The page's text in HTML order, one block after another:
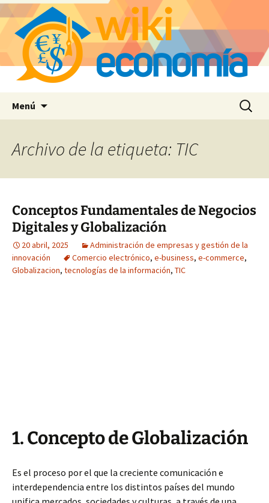
Menú Buscar:
Archivo de la etiqueta: TIC
Conceptos Fundamentales de Negocios
Digitales y Globalización
20 abril, 2025
Administración de empresas y gestión de la
innovación
Comercio electrónico, e-business, e-commerce,
Globalizacion, tecnologías de la información, TIC
1. Concepto de Globalización
Es el proceso por el que la creciente comunicación e
interdependencia entre los distintos países del mundo